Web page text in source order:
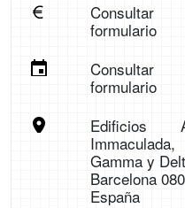
formulario
formulario
Gamma y
Barcelona
España